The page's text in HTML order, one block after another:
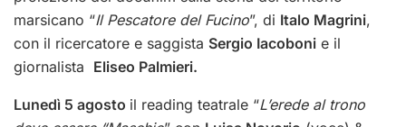
marsicano “Il Pescatore del Fucino”, di Italo Magrini,
con il ricercatore e saggista Sergio Iacoboni e il
giornalista Eliseo Palmieri.
Lunedì 5 agosto il reading teatrale “L’erede al trono